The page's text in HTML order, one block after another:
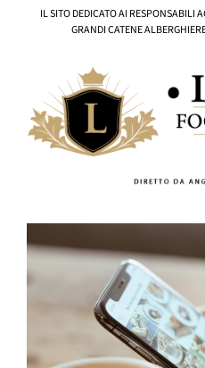
IL SITO DEDICATO AI RESPONSABILI
GRANDI CATENE
immagine